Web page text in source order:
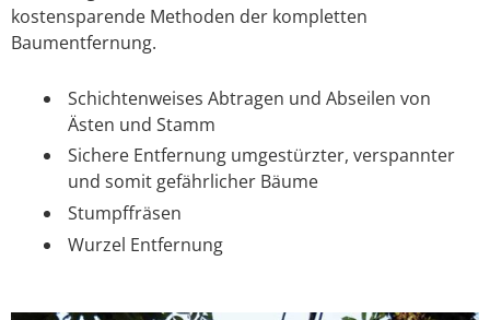
kostensparende Methoden der kompletten
Baumentfernung.
Schichtenweises Abtragen und Abseilen von
Ästen und Stamm
Sichere Entfernung umgestürzter, verspannter
und somit gefährlicher Bäume
Stumpffräsen
Wurzel Entfernung